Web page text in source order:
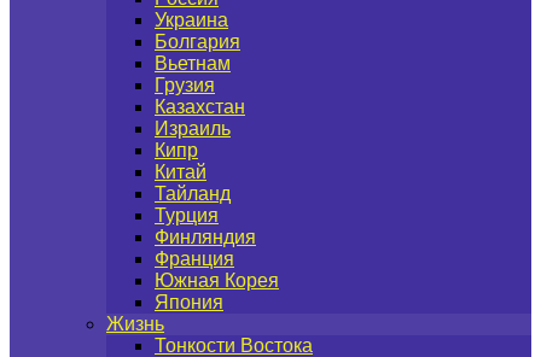
Украина
Болгария
Вьетнам
Грузия
Казахстан
Израиль
Кипр
Китай
Тайланд
Турция
Финляндия
Франция
Южная Корея
Япония
Жизнь
Тонкости Востока